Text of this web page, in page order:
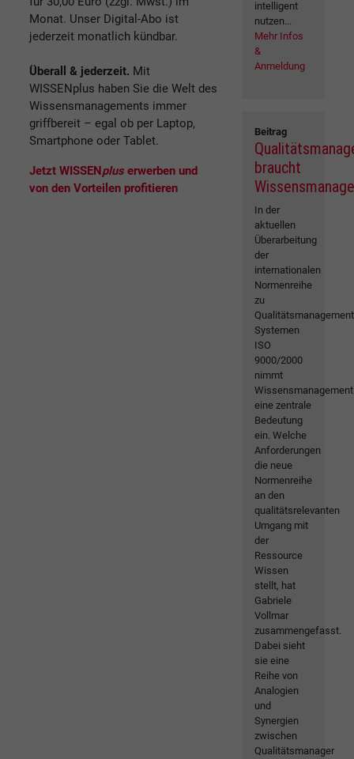
Monat. Unser Digital-Abo ist
jederzeit monatlich kündbar.
Überall & jederzeit. Mit
WISSENplus haben Sie die Welt des
Wissensmanagements immer
griffbereit – egal ob per Laptop,
Smartphone oder Tablet.
Jetzt WISSENplus erwerben und
von den Vorteilen profitieren
intelligent
nutzen...
Mehr Infos
&
Anmeldung
Beitrag
braucht
In der
aktuellen
Überarbeitung
der
internationalen
Normenreihe
zu
Systemen
ISO
9000/2000
nimmt
Wissensmanagement
eine zentrale
Bedeutung
ein. Welche
Anforderungen
die neue
Normenreihe
an den
qualitätsrelevanten
Umgang mit
der
Ressource
Wissen
stellt, hat
Gabriele
Vollmar
zusammengefasst.
Dabei sieht
sie eine
Reihe von
Analogien
und
Synergien
zwischen
Qualitätsmanager